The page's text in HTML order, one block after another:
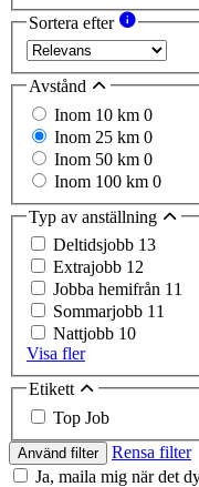
Sortera efter
Avstånd
Inom 10 km 0
Inom 25 km 0
Inom 50 km 0
Inom 100 km 0
Typ av anställning
Deltidsjobb 13
Extrajobb 12
Jobba hemifrån 11
Sommarjobb 11
Nattjobb 10
Visa fler
Etikett
Top Job
Använd filter
Rensa filter
Ja, maila mig när det